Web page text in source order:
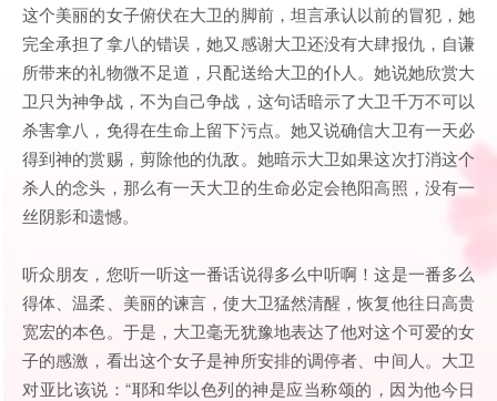
这个美丽的女子俯伏在大卫的脚前，坦言承认以前的冒犯，她
完全承担了拿八的错误，她又感谢大卫还没有大肆报仇，自谦
所带来的礼物微不足道，只配送给大卫的仆人。她说她欣赏大
卫只为神争战，不为自己争战，这句话暗示了大卫千万不可以
杀害拿八，免得在生命上留下污点。她又说确信大卫有一天必
得到神的赏赐，剪除他的仇敌。她暗示大卫如果这次打消这个
杀人的念头，那么有一天大卫的生命必定会艳阳高照，没有一
丝阴影和遗憾。
听众朋友，您听一听这一番话说得多么中听啊！这是一番多么
得体、温柔、美丽的谏言，使大卫猛然清醒，恢复他往日高贵
宽宏的本色。于是，大卫毫无犹豫地表达了他对这个可爱的女
子的感激，看出这个女子是神所安排的调停者、中间人。大卫
对亚比该说：“耶和华以色列的神是应当称颂的，因为他今日